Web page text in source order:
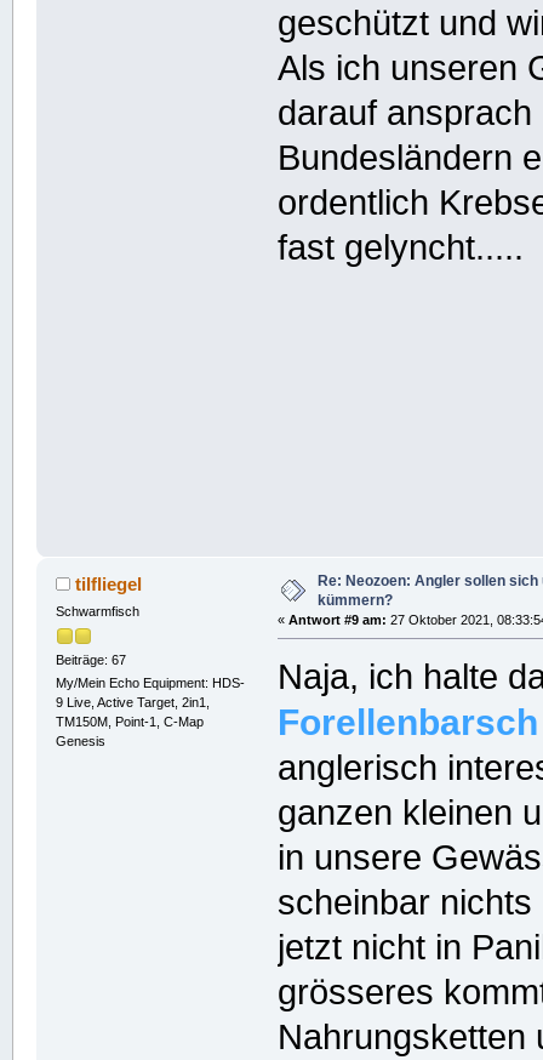
geschützt und
Als ich unseren
darauf
Bundesländern
ordentlich
fast gelyncht.....
tilfliegel
Schwarmfisch
Beiträge: 67
My/Mein Echo Equipment: HDS-
9 Live, Active Target, 2in1,
TM150M, Point-1, C-Map
Genesis
Re: Neozoen: Angler sollen
kümmern?
«Antwort #9 am: 27 Oktober 2021,
Naja, ich halte
Forellenbarsch
anglerisch
ganzen kleinen
in unsere
scheinbar
jetzt nicht in
grösseres
Nahrungsketten